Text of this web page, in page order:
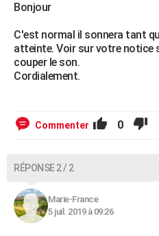
Bricolage
Lifestyle
Culture
Sport
Auto
Television
Voyage
Cinema
Bonjour
C'est normal il sonnera tant
atteinte. Voir sur votre notice
couper le son.
Cordialement.
Commenter 0
RÉPONSE 2 / 2
Marie-France
5 juil. 2019 à 09:26